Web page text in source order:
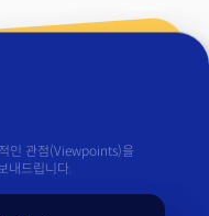
인 관점(Viewpoints)을
내드립니다.